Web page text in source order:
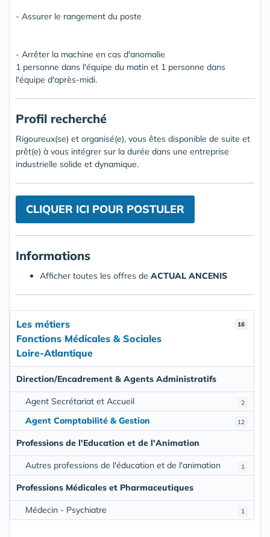
- Assurer le rangement du poste
- Arrêter la machine en cas d'anomalie
1 personne dans l'équipe du matin et 1 personne dans
l'équipe d'après-midi.
Profil recherché
Rigoureux(se) et organisé(e), vous êtes disponible de suite et
prêt(e) à vous intégrer sur la durée dans une entreprise
industrielle solide et dynamique.
CLIQUER ICI POUR POSTULER
Informations
Afficher toutes les offres de ACTUAL ANCENIS
16
Les métiers
Fonctions Médicales & Sociales
Loire-Atlantique
Direction/Encadrement & Agents Administratifs
2
Agent Secrétariat et Accueil
12
Agent Comptabilité & Gestion
Professions de l'Education et de l'Animation
1
Autres professions de l'éducation et de l'animation
Professions Médicales et Pharmaceutiques
1
Médecin - Psychiatre